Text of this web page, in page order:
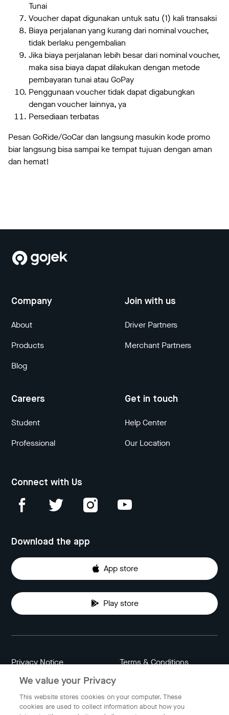
Tunai
Voucher dapat digunakan untuk satu (1) kali transaksi
Biaya perjalanan yang kurang dari nominal voucher,
tidak berlaku pengembalian
Jika biaya perjalanan lebih besar dari nominal voucher,
maka sisa biaya dapat dilakukan dengan metode
pembayaran tunai atau GoPay
Penggunaan voucher tidak dapat digabungkan
dengan voucher lainnya, ya
Persediaan terbatas
Pesan GoRide/GoCar dan langsung masukin kode promo
biar langsung bisa sampai ke tempat tujuan dengan aman
dan hemat!
Company
About
Products
Blog
Join with us
Driver Partners
Merchant Partners
Careers
Student
Professional
Get in touch
Help Center
Our Location
Connect with Us
Download the app
App store
Play store
Privacy Notice Terms & Conditions
Data Attribution
We value your Privacy
This website stores cookies on your computer. These
cookies are used to collect information about how you